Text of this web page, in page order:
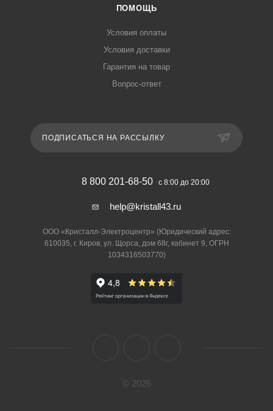
ПОМОЩЬ
Условия оплаты
Условия доставки
Гарантия на товар
Вопрос-ответ
ПОДПИСАТЬСЯ НА РАССЫЛКУ
8 800 201-68-50 с 8:00 до 20:00
help@kristall43.ru
ООО «Кристалл-Электроцентр» (Юридический адрес:
610035, г. Киров, ул. Щорса, дом 68г, кабинет 9, ОГРН
1034316503770)
© 2026